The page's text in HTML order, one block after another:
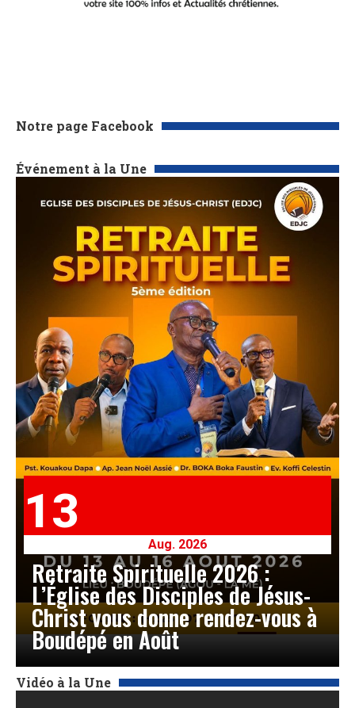
Notre page Facebook
Événement à la Une
13
Aug. 2026
Retraite Spirituelle 2026 :
L’Église des Disciples de Jésus-
Christ vous donne rendez-vous à
Boudépé en Août
Vidéo à la Une